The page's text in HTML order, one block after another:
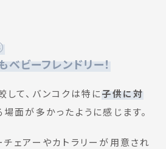
ベビーフレンドリー！
て、バンコクは特に子供に対
場面が多かったように感じます。
ェアーやカトラリーが用意され